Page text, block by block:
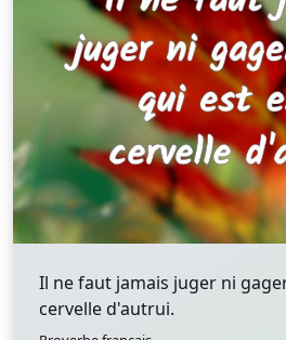
Il ne faut jamais juger ni
cervelle d'autrui.